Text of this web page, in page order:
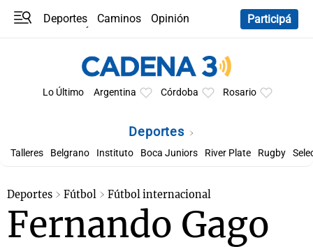
Deportes Caminos
Opinión
Participá
Lo Último Argentina Córdoba Rosario
Deportes
Talleres Belgrano Instituto Boca Juniors River Plate Rugby
Deportes Fútbol Fútbol internacional
Fernando Gago